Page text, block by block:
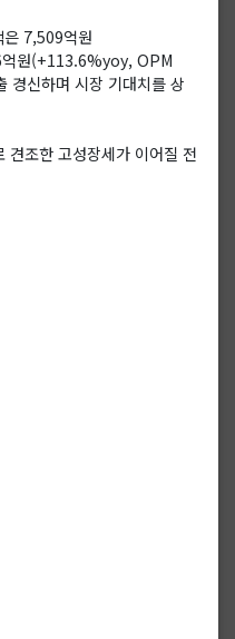
7,509억원
원(+113.6%yoy, OPM
경신하며 시장 기대치를 상
조한 고성장세가 이어질 전